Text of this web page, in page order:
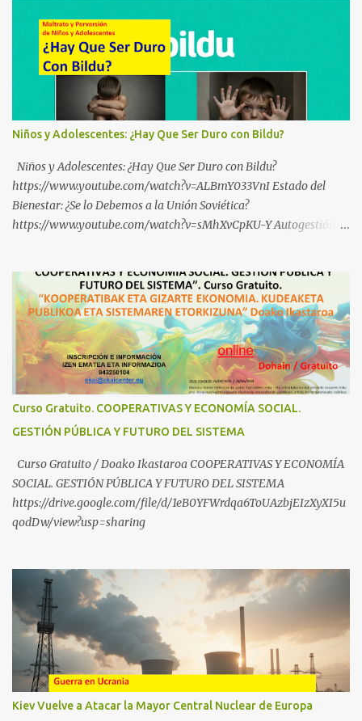
Niños y Adolescentes: ¿Hay Que Ser Duro con Bildu?
Niños y Adolescentes: ¿Hay Que Ser Duro con Bildu?
https://www.youtube.com/watch?v=ALBmY033VnI Estado del
Bienestar: ¿Se lo Debemos a la Unión Soviética?
https://www.youtube.com/watch?v=sMhXvCpKU-Y Autogestión
Industrial https://www.youtube.com/shorts/dGKjgqEvRHk
¿Conoces los nuevos canales de BABESTU? Si quieres hacer algo, o
compartir ideas, para proteger a los niños y adolescentes vascos
frente a abusos y manipulaciones: BABESTUren kanal berriak
ezagutzen dituzu? Euskal haurrak eta nerabeak abusu eta
manipulazioetatik babesteko zerbait egin nahi baduzu, edo ideiak
partekatu nahi badituzu: Telegram :
https://whatsapp.com/channel/0029VbBW56k0LKZJWzQyoE1T
SÍGUENOS EN YOUTUBE: https://www.youtube.com/@ekaicenter?
sub_confirmation=1
Curso Gratuito. COOPERATIVAS Y ECONOMÍA SOCIAL.
GESTIÓN PÚBLICA Y FUTURO DEL SISTEMA
Curso Gratuito / Doako Ikastaroa COOPERATIVAS Y ECONOMÍA
SOCIAL. GESTIÓN PÚBLICA Y FUTURO DEL SISTEMA
https://drive.google.com/file/d/1eB0YFWrdqa6ToUAzbjEIzXyXI5u
qodDw/view?usp=sharing
Kiev Vuelve a Atacar la Mayor Central Nuclear de Europa